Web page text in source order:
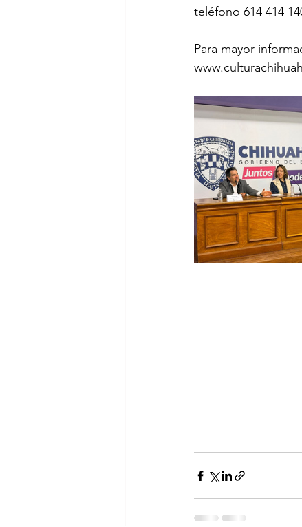
teléfono 614 414
Para mayor